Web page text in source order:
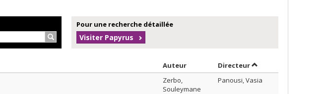
Rechercher…
Pour une recherche détaillée
Visiter Papyrus
Auteur Trier par auteur en ordre décroissant
Directeurpar contributeur en
Zerbo,
Souleymane
Panousi, Vasia